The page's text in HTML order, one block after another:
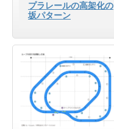
プラレールの高架化の
坂パターン